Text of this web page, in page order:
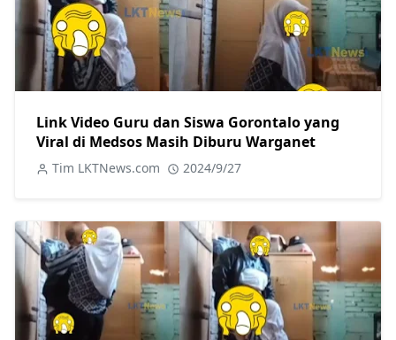
Link Video Guru dan Siswa Gorontalo yang
Viral di Medsos Masih Diburu Warganet
Tim LKTNews.com 2024/9/27